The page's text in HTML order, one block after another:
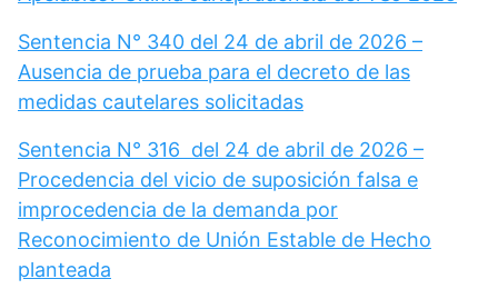
Sentencia N° 340 del 24 de abril de 2026 –
Ausencia de prueba para el decreto de las
medidas cautelares solicitadas
Sentencia N° 316 del 24 de abril de 2026 –
Procedencia del vicio de suposición falsa e
improcedencia de la demanda por
Reconocimiento de Unión Estable de Hecho
planteada